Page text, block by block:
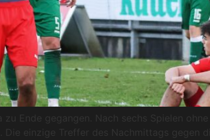
Ende gegangen. Nach sechs Spielen
einzige Treffer des Nachmittags gegen